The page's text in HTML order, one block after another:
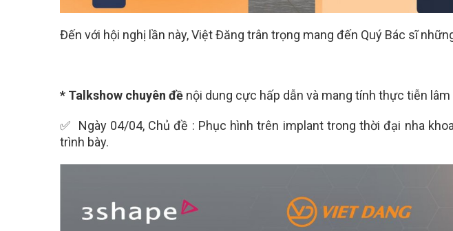
Đến với hội nghị lần này, Việt Đăng trân trọng mang đến Quý Bác sĩ
* Talkshow chuyên đề nội dung cực hấp dẫn và mang tính thực tiễn
✅ Ngày 04/04, Chủ đề : Phục hình trên implant trong thời đại nha
trình bày.